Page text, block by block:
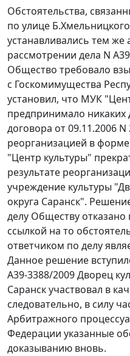
Обстоятельства,
по улице
устанавливались тем
рассмотрении дела N
Общество требовало
с Госкомимущества
установил, что МУК
предпринимало никаких
договора от 09.11.2006 N
реорганизацией в
"Центр культуры"
результате
учреждение культуры
округа Саранск".
делу Обществу отказано
ссылкой на то
ответчиком по делу
Данное решение
А39-3388/2009 Дворец
Саранск участвовал в
следовательно, в силу
Арбитражного
Федерации указанные
доказыванию вновь.